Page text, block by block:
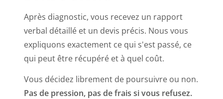
Après diagnostic, vous recevez un rapport
verbal détaillé et un devis précis. Nous vous
expliquons exactement ce qui s'est passé, ce
qui peut être récupéré et à quel coût.
Vous décidez librement de poursuivre ou non.
Pas de pression, pas de frais si vous refusez.